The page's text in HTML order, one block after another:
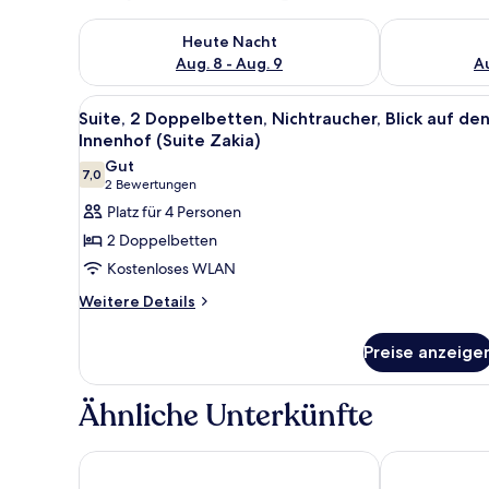
Heute Nacht
Aug. 8 - Aug. 9
Überprüfe die Verfügbarkeit für heute Nacht, Aug. 8
Überprüfe
Alle
Fotos
für
Suite,
2 Doppelbetten,
Nichtraucher,
Blick
auf
den
Zakia)
anzeigen
4
Suite, 2 Doppelbetten, Nichtraucher, Blick auf den
Innenhof (Suite Zakia)
7,07,0 von 10
Gut
2 Bewertungen
(2
Bewertungen)
Platz für 4 Personen
2 Doppelbetten
Kostenloses WLAN
Weitere Details
Weitere
2 Doppelbetten,
Nichtraucher,
Blick
den
Preise
Ähnliche Unterkünfte
Hotel Continental la Kasbah